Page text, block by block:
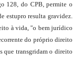
128, do CPB, permite o
estupro resulta gravidez.
à vida, "o bem jurídico
do próprio direito
que transgridam o direito